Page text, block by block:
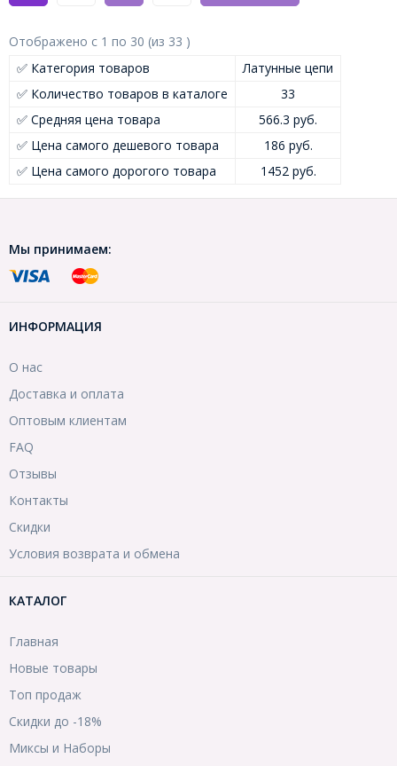
Отображено с 1 по 30 (из 33 )
✅ Категория товаров
Латунные цепи
✅ Количество товаров в каталоге
33
✅ Средняя цена товара
566.3 руб.
✅ Цена самого дешевого товара
186 руб.
✅ Цена самого дорогого товара
1452 руб.
Мы принимаем:
ИНФОРМАЦИЯ
О нас
Доставка и оплата
Оптовым клиентам
FAQ
Отзывы
Контакты
Скидки
Условия возврата и обмена
КАТАЛОГ
Главная
Новые товары
Топ продаж
Скидки до -18%
Миксы и Наборы